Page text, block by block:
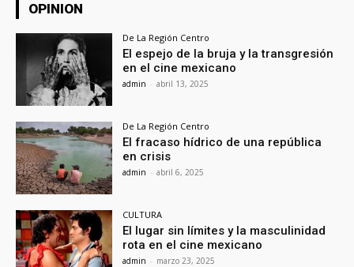
OPINION
De La Región Centro
El espejo de la bruja y la transgresión
en el cine mexicano
admin - abril 13, 2025
De La Región Centro
El fracaso hídrico de una república
en crisis
admin - abril 6, 2025
CULTURA
El lugar sin límites y la masculinidad
rota en el cine mexicano
admin - marzo 23, 2025